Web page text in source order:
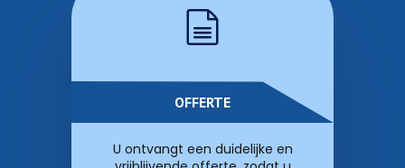
OFFERTE
U ontvangt een duidelijke en